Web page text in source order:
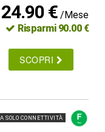
24.90 € /Mese
Risparmi 90.00 €
SCOPRI
SOLO CONNETTIVITÀ